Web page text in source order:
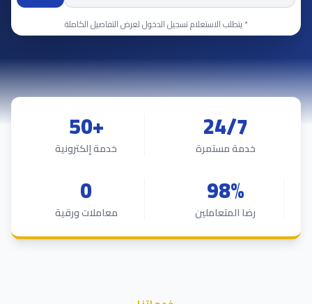
* يتطلب الاستعلام تسجيل الدخول لعرض التفاصيل الكاملة
خدمة مستمرة خدمة إلكترونية
رضا المتعاملين معاملات ورقية